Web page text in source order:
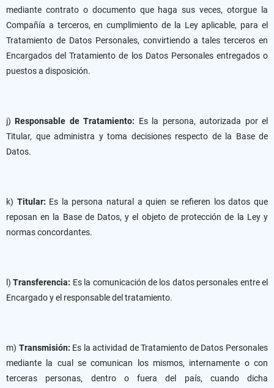
mediante contrato o documento que haga sus veces, otorgue la
Compañía a terceros, en cumplimiento de la Ley aplicable, para el
Tratamiento de Datos Personales, convirtiendo a tales terceros en
Encargados del Tratamiento de los Datos Personales entregados o
puestos a disposición.
j)Responsable de Tratamiento: Es la persona, autorizada por el
Titular, que administra y toma decisiones respecto de la Base de
Datos.
k) Titular: Es la persona natural a quien se refieren los datos que
reposan en la Base de Datos, y el objeto de protección de la Ley y
normas concordantes.
l)Transferencia: Es la comunicación de los datos personales entre el
Encargado y el responsable del tratamiento.
m) Transmisión: Es la actividad de Tratamiento de Datos Personales
mediante la cual se comunican los mismos, internamente o con
terceras personas, dentro o fuera del país, cuando dicha